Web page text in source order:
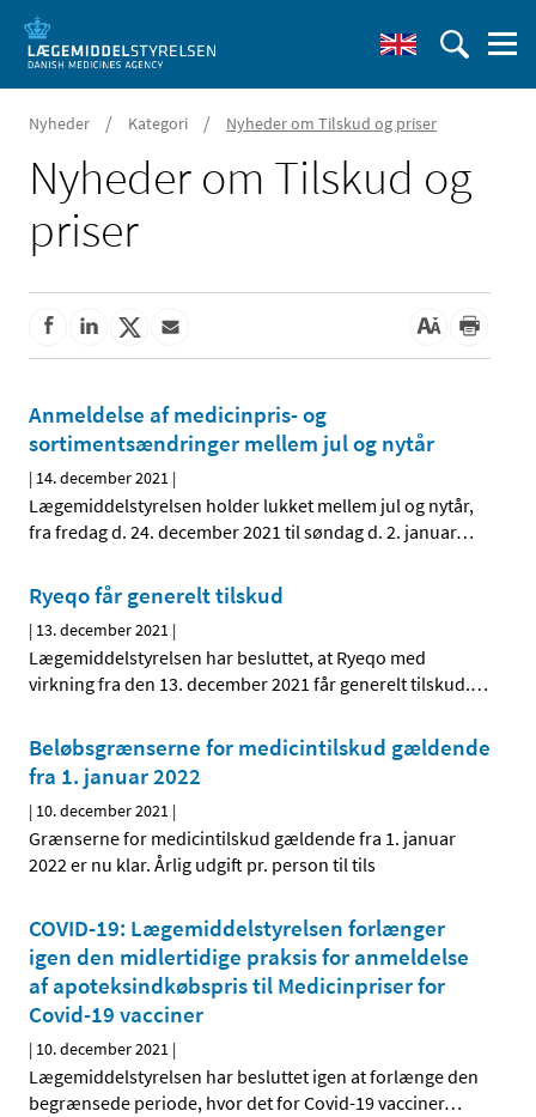
Nyheder / Kategori / Nyheder om Tilskud og priser
Nyheder om Tilskud og
priser
Anmeldelse af medicinpris- og
sortimentsændringer mellem jul og nytår
| 14. december 2021 |
Lægemiddelstyrelsen holder lukket mellem jul og nytår,
fra fredag d. 24. december 2021 til søndag d. 2. januar…
Ryeqo får generelt tilskud
| 13. december 2021 |
Lægemiddelstyrelsen har besluttet, at Ryeqo med
virkning fra den 13. december 2021 får generelt tilskud.…
Beløbsgrænserne for medicintilskud gældende
fra 1. januar 2022
| 10. december 2021 |
Grænserne for medicintilskud gældende fra 1. januar
2022 er nu klar. Årlig udgift pr. person til tils
COVID-19: Lægemiddelstyrelsen forlænger
igen den midlertidige praksis for anmeldelse
af apoteksindkøbspris til Medicinpriser for
Covid-19 vacciner
| 10. december 2021 |
Lægemiddelstyrelsen har besluttet igen at forlænge den
begrænsede periode, hvor det for Covid-19 vacciner…